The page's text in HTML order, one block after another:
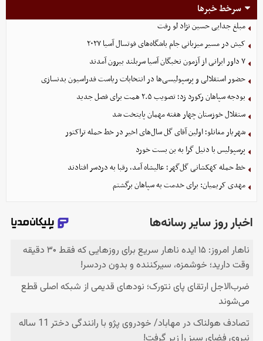
سرخط خبرها
مبلغ جدایی حسین نژاد لو رفت
کیش در مسیر میزبانی جام باشگاه‌های فوتسال آسیا ۲۰۲۷
۷ داور ایرانی از آزمون نخبگان آسیا سربلند بیرون آمدند
حضور استقلالی و پرسپولیسی‌ها در انتخابات ریاست فدراسیون بدنسازی
بودجه سپاهان رکورد زد؛ تصویب ۲.۵ همت برای فصل جدید
ستقلال خوزستان چهار هفته مهمان پایتخت شد
شهریار مغانلو؛ اولین آقای گل سال‌های اخیر در خط حمله تراکتور
پرسپولیس با دنیل گرا به بن بست خورد
خط حمله کهکشانی گل‌گهر؛ عالیشاه آمد، رقبا به دردسر افتادند
مهدی کریمیان: برای خدمت به سپاهان برگشتم